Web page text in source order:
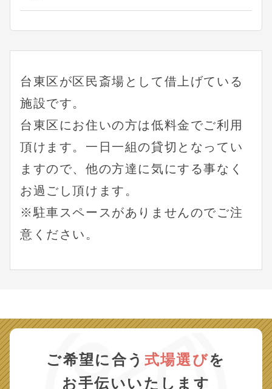
台東区が区民斎場として借上げている
施設です。
台東区にお住いの方は低料金でご利用
頂けます。一日一組の貸切となってい
ますので、他の方達に気にする事なく
お過ごし頂けます。
※駐車スペースがありませんのでご注
意ください。
ご希望に合う 式場選びを
お手伝いいたします